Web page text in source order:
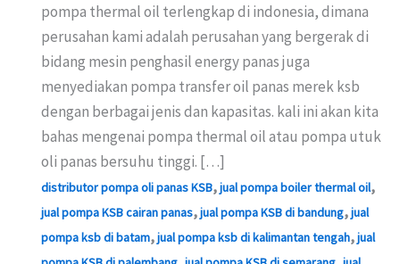
pompa thermal oil terlengkap di indonesia, dimana
perusahan kami adalah perusahan yang bergerak di
bidang mesin penghasil energy panas juga
menyediakan pompa transfer oil panas merek ksb
dengan berbagai jenis dan kapasitas. kali ini akan kita
bahas mengenai pompa thermal oil atau pompa utuk
oli panas bersuhu tinggi. […]
distributor pompa oli panas KSB,jual pompa boiler thermal oil,
jual pompa KSB cairan panas,jual pompa KSB di bandung,jual
pompa ksb di batam,jual pompa ksb di kalimantan tengah,jual